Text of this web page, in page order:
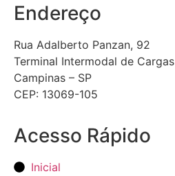
Endereço
Rua Adalberto Panzan, 92
Terminal Intermodal de Cargas
Campinas – SP
CEP: 13069-105
Acesso Rápido
Inicial